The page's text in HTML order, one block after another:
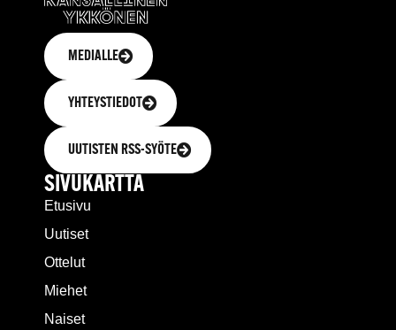
MEDIALLE
YHTEYSTIEDOT
UUTISTEN RSS-SYÖTE
SIVUKARTTA
Etusivu
Uutiset
Ottelut
Miehet
Naiset